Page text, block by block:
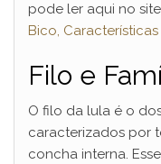
pode ler aqui no
Bico, Características
Filo e
O filo da lula é o
caracterizados por
concha interna.